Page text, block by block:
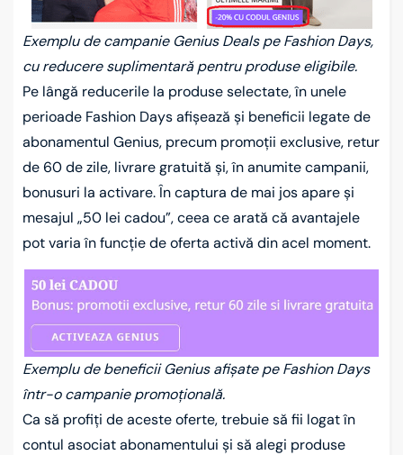
Exemplu de campanie Genius Deals pe Fashion Days,
cu reducere suplimentară pentru produse eligibile.
Pe lângă reducerile la produse selectate, în unele
perioade Fashion Days afișează și beneficii legate de
abonamentul Genius, precum promoții exclusive, retur
de 60 de zile, livrare gratuită și, în anumite campanii,
bonusuri la activare. În captura de mai jos apare și
mesajul „50 lei cadou”, ceea ce arată că avantajele
pot varia în funcție de oferta activă din acel moment.
Exemplu de beneficii Genius afișate pe Fashion Days
într-o campanie promoțională.
Ca să profiți de aceste oferte, trebuie să fii logat în
contul asociat abonamentului și să alegi produse